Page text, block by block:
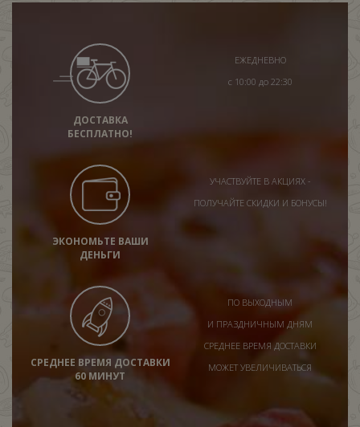
ДОСТАВКА
БЕСПЛАТНО!
ЕЖЕДНЕВНО
с 10:00 до 22:30
ЭКОНОМЬТЕ ВАШИ
ДЕНЬГИ
УЧАСТВУЙТЕ В АКЦИЯХ -
ПОЛУЧАЙТЕ СКИДКИ И БОНУСЫ!
СРЕДНЕЕ ВРЕМЯ ДОСТАВКИ
60 МИНУТ
ПО ВЫХОДНЫМ
И ПРАЗДНИЧНЫМ ДНЯМ
СРЕДНЕЕ ВРЕМЯ ДОСТАВКИ
МОЖЕТ УВЕЛИЧИВАТЬСЯ